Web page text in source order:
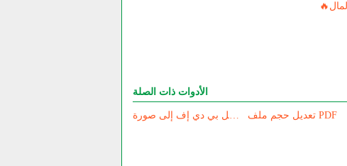
الأدوات ذات الصلة
أداة تحويل بي دي إف إلى صورة تعديل حجم ملف PDF